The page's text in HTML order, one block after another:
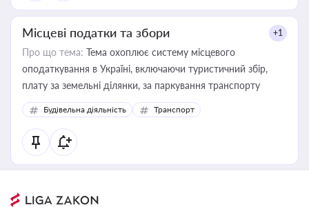
Місцеві податки та збори +1
Про що тема: Тема охоплює систему місцевого
оподаткування в Україні, включаючи туристичний збір,
плату за земельні ділянки, за паркування транспорту
Будівельна діяльність Транспорт